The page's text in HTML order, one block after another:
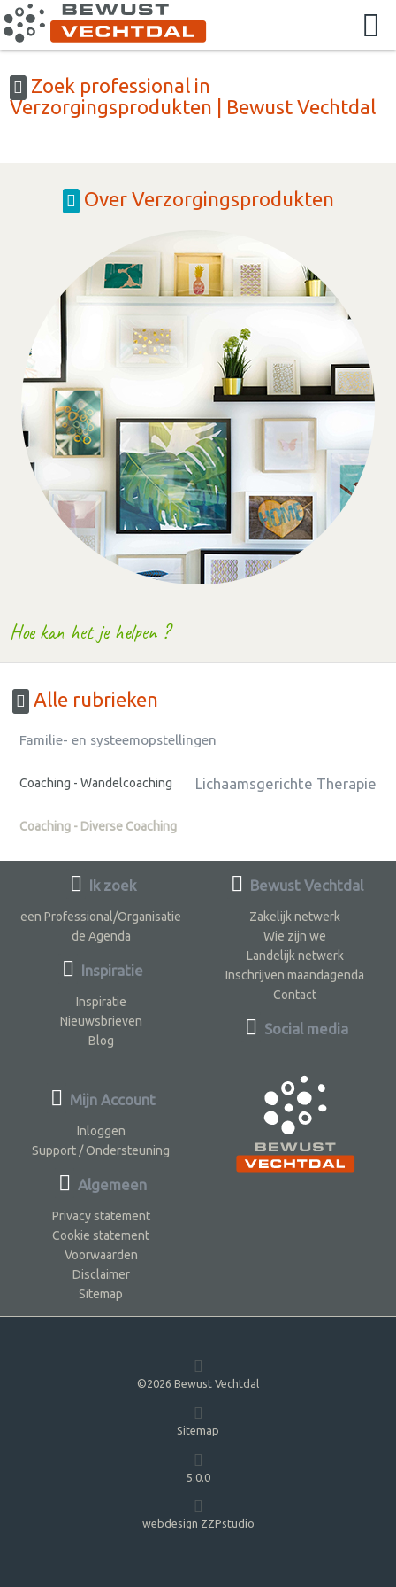
Zoek professional in
Verzorgingsprodukten | Bewust Vechtdal
Over Verzorgingsprodukten
Hoe kan het je helpen ?
Alle rubrieken
Familie- en systeemopstellingen
Coaching - Wandelcoaching Lichaamsgerichte Therapie
Coaching - Diverse Coaching
Ik zoek
een Professional/Organisatie
de Agenda
Inspiratie
Inspiratie
Nieuwsbrieven
Blog
Bewust Vechtdal
Zakelijk netwerk
Wie zijn we
Landelijk netwerk
Inschrijven maandagenda
Contact
Social media
Mijn Account
Inloggen
Support / Ondersteuning
Algemeen
Privacy statement
Cookie statement
Voorwaarden
Disclaimer
Sitemap
©2026 Bewust Vechtdal
Sitemap
5.0.0
webdesign ZZPstudio